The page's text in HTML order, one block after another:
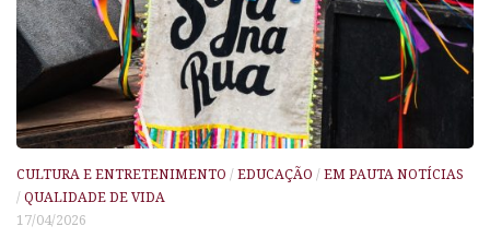
CULTURA E ENTRETENIMENTO / EDUCAÇÃO / EM PAUTA NOTÍCIAS
/ QUALIDADE DE VIDA
17/04/2026